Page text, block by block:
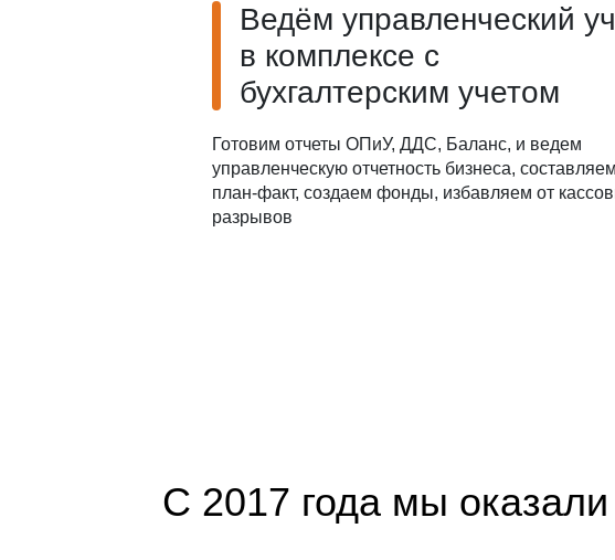
Ведём управленческий
в комплексе с
бухгалтерским учетом
Готовим отчеты ОПиУ, ДДС, Баланс, и ведем
управленческую отчетность бизнеса, составляем
план-факт, создаем фонды, избавляем от
разрывов
С 2017 года мы оказали